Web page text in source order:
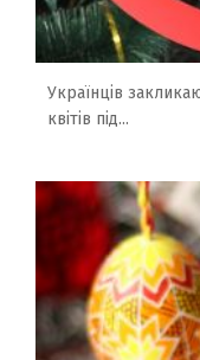
Українців
квітів під...